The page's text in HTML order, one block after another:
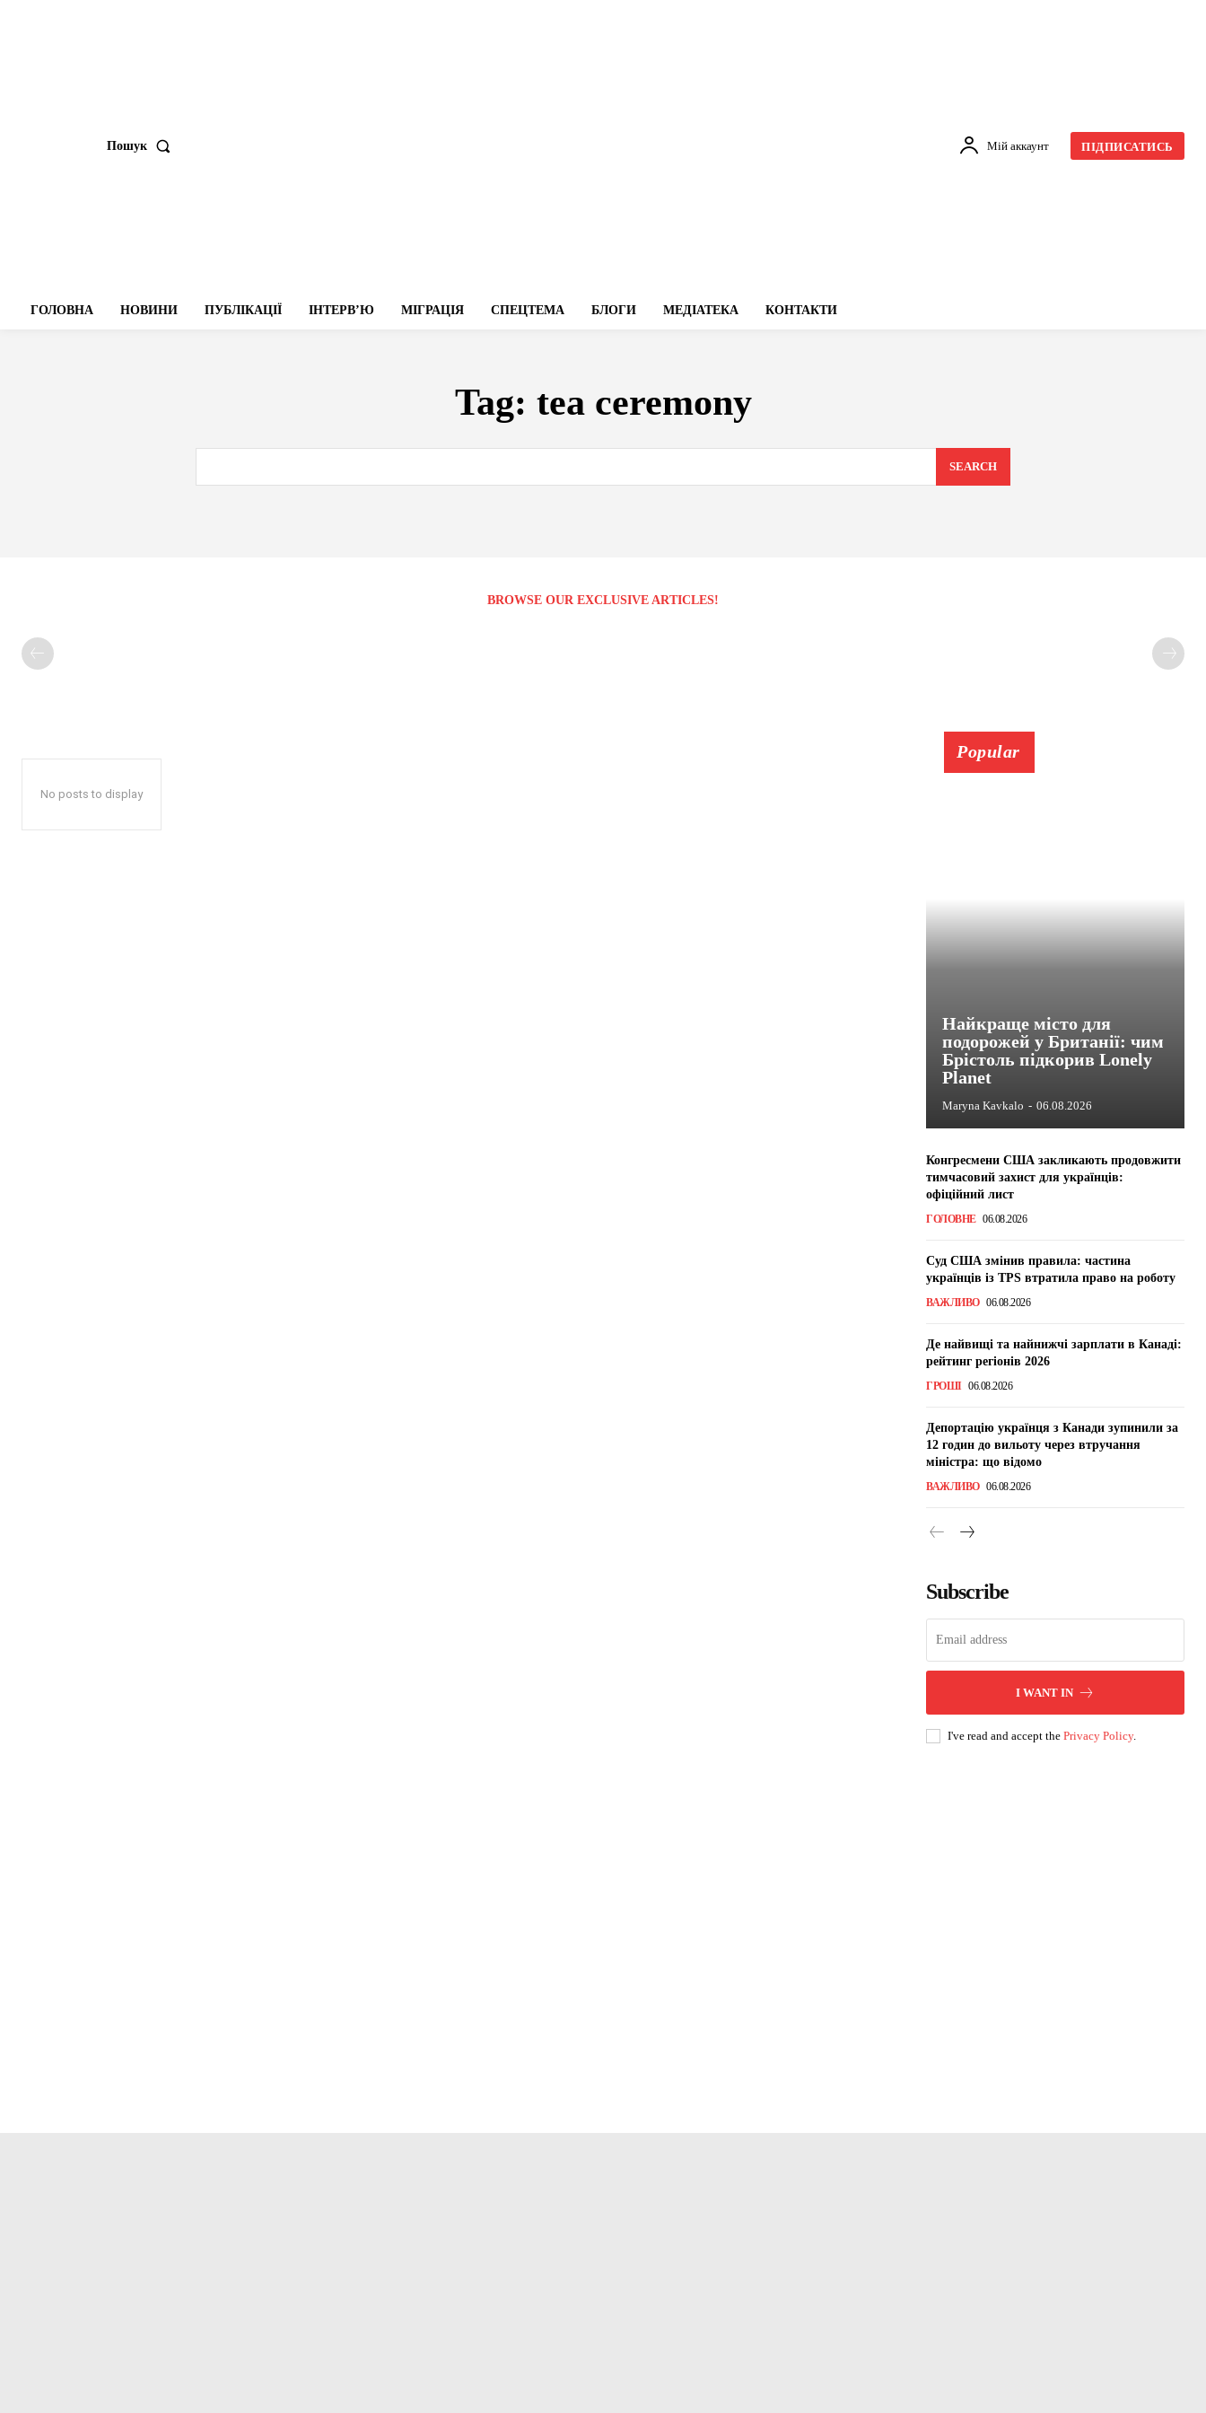
Пошук Мій аккаунт ПІДПИСАТИСЬ
ГОЛОВНА НОВИНИ ПУБЛІКАЦІЇ ІНТЕРВʼЮ МІГРАЦІЯ СПЕЦТЕМА БЛОГИ МЕДІАТЕКА КОНТАКТИ
Tag: tea ceremony
SEARCH
BROWSE OUR EXCLUSIVE ARTICLES!
No posts to display
Popular
Найкраще місто для
подорожей у Британії: чим
Брістоль підкорив Lonely
Planet
Maryna Kavkalo - 06.08.2026
Конгресмени США закликають продовжити
тимчасовий захист для українців:
офіційний лист
ГОЛОВНЕ 06.08.2026
Суд США змінив правила: частина
українців із TPS втратила право на роботу
ВАЖЛИВО 06.08.2026
Де найвищі та найнижчі зарплати в Канаді:
рейтинг регіонів 2026
ГРОШІ 06.08.2026
Депортацію українця з Канади зупинили за
12 годин до вильоту через втручання
міністра: що відомо
ВАЖЛИВО 06.08.2026
Subscribe
I WANT IN
I've read and accept the Privacy Policy.